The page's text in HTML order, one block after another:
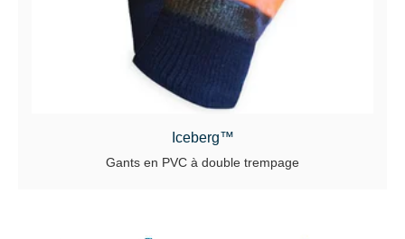
Iceberg™
Gants en PVC à double trempage